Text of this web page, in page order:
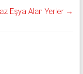
Eşya Alan Yerler →